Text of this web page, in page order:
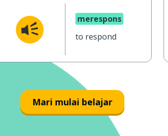
merespons
to respond
Mari mulai belajar